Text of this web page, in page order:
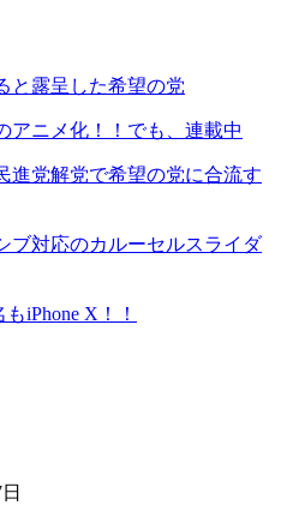
露呈した希望の党
アニメ化！！でも、連載中
進党解党で希望の党に合流す
ブ対応のカルーセルスライダ
iPhone X！！